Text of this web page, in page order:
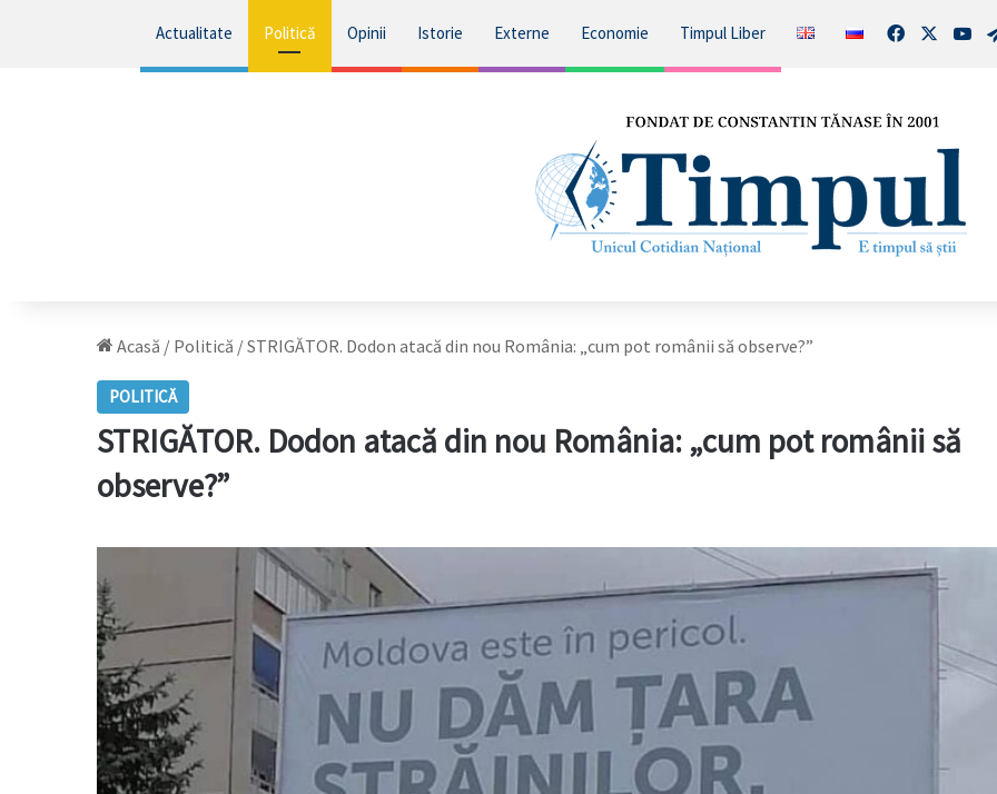
Actualitate Politică Opinii Istorie Externe Economie Timpul Liber Facebook
Acasă / Politică /STRIGĂTOR. Dodon atacă din nou România: „cum pot românii să observe?”
POLITICĂ
STRIGĂTOR. Dodon atacă din nou România: „cum pot românii să
observe?”